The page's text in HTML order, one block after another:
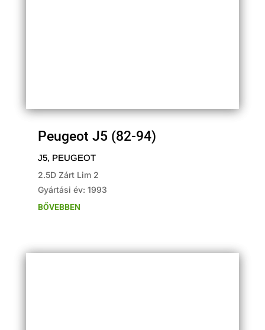
Peugeot J5 (82-94)
J5, PEUGEOT
2.5D Zárt Lim 2
Gyártási év: 1993
BŐVEBBEN